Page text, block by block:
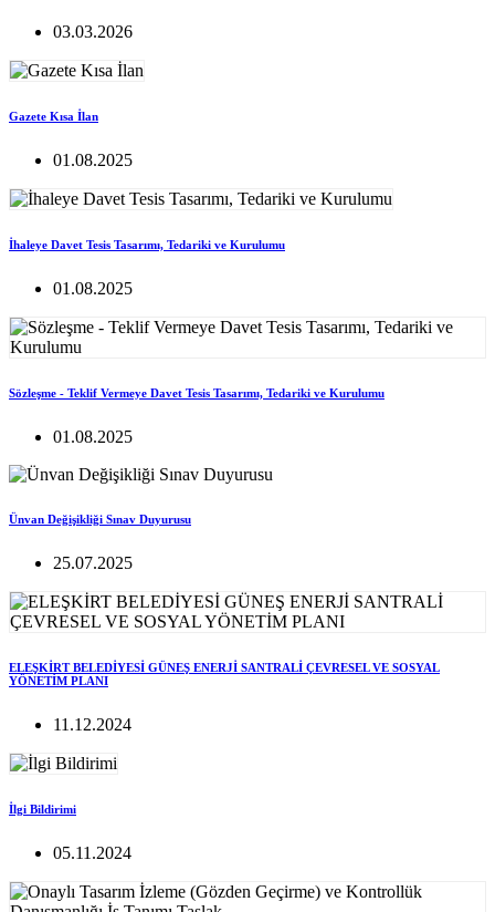
03.03.2026
Gazete Kısa İlan
01.08.2025
İhaleye Davet Tesis Tasarımı, Tedariki ve Kurulumu
01.08.2025
Sözleşme - Teklif Vermeye Davet Tesis Tasarımı, Tedariki ve Kurulumu
01.08.2025
Ünvan Değişikliği Sınav Duyurusu
25.07.2025
ELEŞKİRT BELEDİYESİ GÜNEŞ ENERJİ SANTRALİ ÇEVRESEL VE SOSYAL
YÖNETİM PLANI
11.12.2024
İlgi Bildirimi
05.11.2024